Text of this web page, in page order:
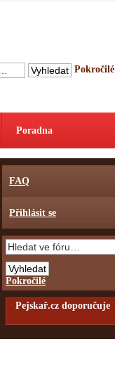
Pokročilé
Poradna
FAQ
Přihlásit se
Pokročilé
Pejskař.cz doporučuje